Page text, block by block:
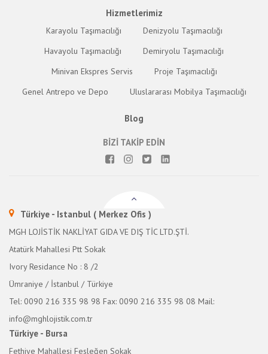
Hizmetlerimiz
Karayolu Taşımacılığı
Denizyolu Taşımacılığı
Havayolu Taşımacılığı
Demiryolu Taşımacılığı
Minivan Ekspres Servis
Proje Taşımacılığı
Genel Antrepo ve Depo
Uluslararası Mobilya Taşımacılığı
Blog
BİZİ TAKİP EDİN
Türkiye - Istanbul ( Merkez Ofis )
MGH LOJİSTİK NAKLİYAT GIDA VE DIŞ TİC LTD.ŞTİ.
Atatürk Mahallesi Ptt Sokak
Ivory Residance No : 8 /2
Ümraniye / İstanbul / Türkiye
Tel: 0090 216 335 98 98 Fax: 0090 216 335 98 08 Mail:
info@mghlojistik.com.tr
Türkiye - Bursa
Fethiye Mahallesi Fesleğen Sokak